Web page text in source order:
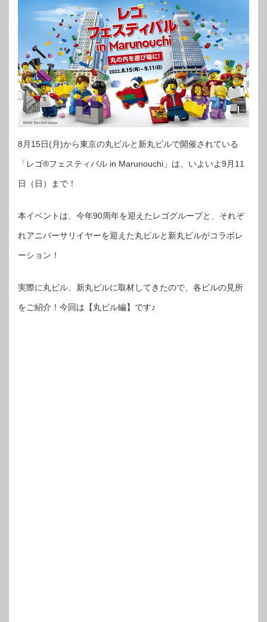
8月15日(月)から東京の丸ビルと新丸ビルで開催されている
「レゴ®フェスティバル in Marunouchi」は、いよいよ9月11
日（日）まで！
本イベントは、今年90周年を迎えたレゴグループと、それぞ
れアニバーサリイヤーを迎えた丸ビルと新丸ビルがコラボレ
ーション！
実際に丸ビル、新丸ビルに取材してきたので、各ビルの見所
をご紹介！今回は【丸ビル編】です♪